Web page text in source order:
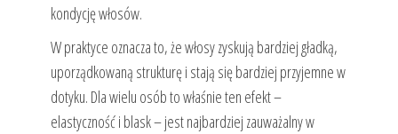
kondycję włosów.
W praktyce oznacza to, że włosy zyskują bardziej gładką,
uporządkowaną strukturę i stają się bardziej przyjemne w
dotyku. Dla wielu osób to właśnie ten efekt –
elastyczność i blask – jest najbardziej zauważalny w